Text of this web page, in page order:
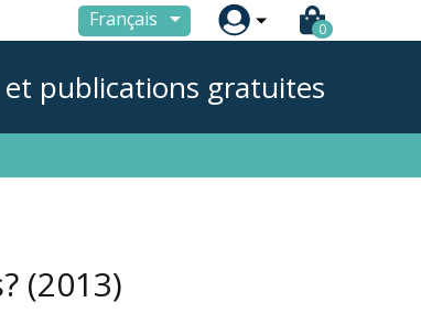
Français  0
et publications gratuites
(2013)